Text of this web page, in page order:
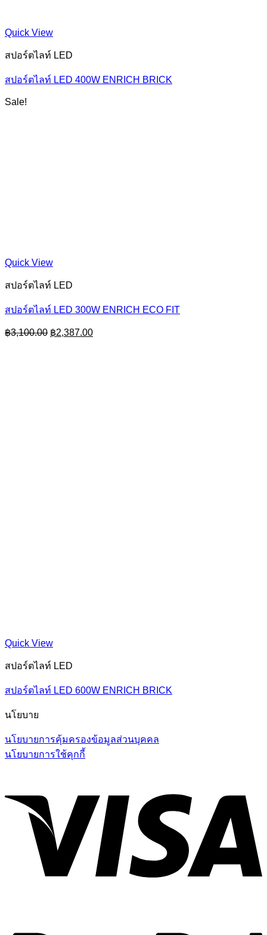
Quick View
สปอร์ตไลท์ LED
สปอร์ตไลท์ LED 400W ENRICH BRICK
Sale!
Quick View
สปอร์ตไลท์ LED
สปอร์ตไลท์ LED 300W ENRICH ECO FIT
฿3,100.00 Original
฿2,387.00Current
Quick View
สปอร์ตไลท์ LED
สปอร์ตไลท์ LED 600W ENRICH BRICK
นโยบาย
นโยบายการคุ้มครองข้อมูลส่วนบุคคล
นโยบายการใช้คุกกี้